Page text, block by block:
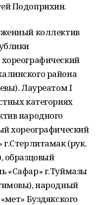
Подоприхин.
коллектив
района
Лауреатом I
категориях
народного
хореографический
(рук.
образцовый
«Сафар» г.Туймазы
народный
Буздякского